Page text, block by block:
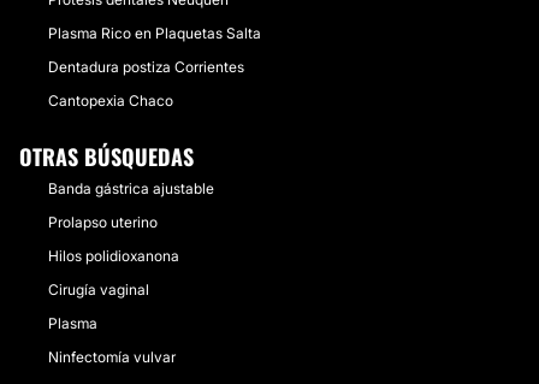
Plasma Rico en Plaquetas Salta
Dentadura postiza Corrientes
Cantopexia Chaco
OTRAS BÚSQUEDAS
Banda gástrica ajustable
Prolapso uterino
Hilos polidioxanona
Cirugía vaginal
Plasma
Ninfectomía vulvar